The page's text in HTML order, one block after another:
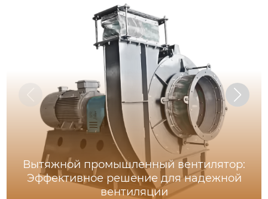
Вытяжной промышленный вентилятор:
Эффективное решение для надежной
вентиляции